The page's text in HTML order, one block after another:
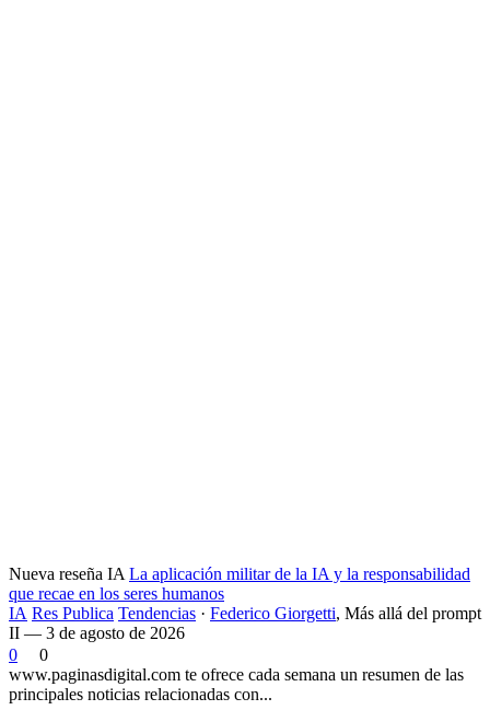
Nueva reseña IA La aplicación militar de la IA y la responsabilidad
que recae en los seres humanos
IA Res Publica Tendencias · Federico Giorgetti, Más allá del prompt
II — 3 de agosto de 2026
0
0
www.paginasdigital.com te ofrece cada semana un resumen de las
principales noticias relacionadas con...